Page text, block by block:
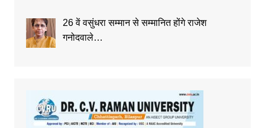
26 वें वसुंधरा सम्मान से सम्मानित होंगे राजेश
गनोदवाले…